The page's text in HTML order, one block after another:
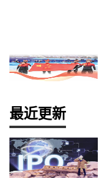
最近更新